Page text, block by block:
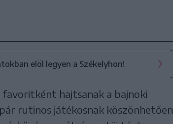
elöl legyen a Székelyhon!
favoritként hajtsanak a bajnoki
rutinos játékosnak köszönhetően